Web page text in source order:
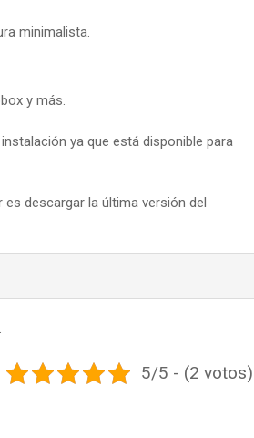
minimalista.
y más.
ya que está disponible para
descargar la última versión del
5/5 - (2 votos)